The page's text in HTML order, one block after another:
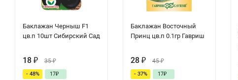
Баклажан Черныш F1
цв.п 10шт Сибирский Сад
18 ₽ 35₽
- 48% 17₽
Баклажан Восточный
Принц цв.п 0.1гр Гавриш
28 ₽ 45₽
- 37% 17₽